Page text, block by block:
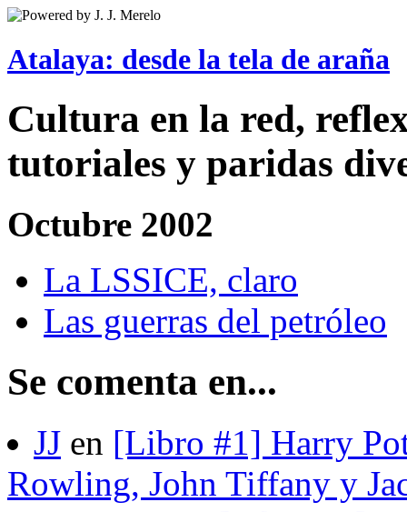
Atalaya: desde la tela de araña
Cultura en la red,
tutoriales y paridas
Octubre 2002
La LSSICE, claro
Las guerras del petróleo
Se comenta en...
JJ en [Libro #1] Harry
Rowling, John Tiffany y